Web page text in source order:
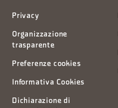
Privacy
Organizzazione
trasparente
Preferenze cookies
Informativa Cookies
Dichiarazione di